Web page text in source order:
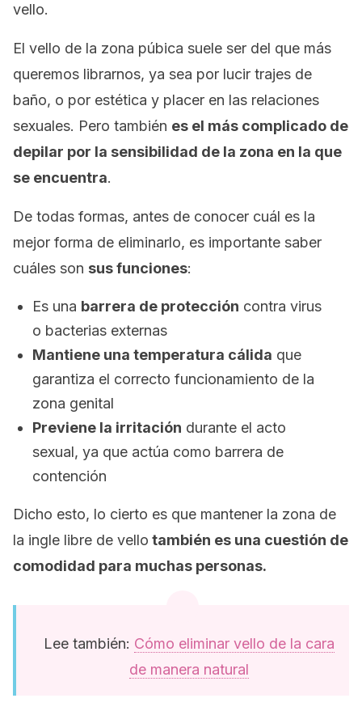
vello.
El vello de la zona púbica suele ser del que más
queremos librarnos, ya sea por lucir trajes de
baño, o por estética y placer en las relaciones
sexuales. Pero también es el más complicado de
depilar por la sensibilidad de la zona en la que
se encuentra.
De todas formas, antes de conocer cuál es la
mejor forma de eliminarlo, es importante saber
cuáles son sus funciones:
Es una barrera de protección contra virus
o bacterias externas
Mantiene una temperatura cálida que
garantiza el correcto funcionamiento de la
zona genital
Previene la irritación durante el acto
sexual, ya que actúa como barrera de
contención
Dicho esto, lo cierto es que mantener la zona de
la ingle libre de vello también es una cuestión de
comodidad para muchas personas.
Lee también: Cómo eliminar vello de la cara
de manera natural